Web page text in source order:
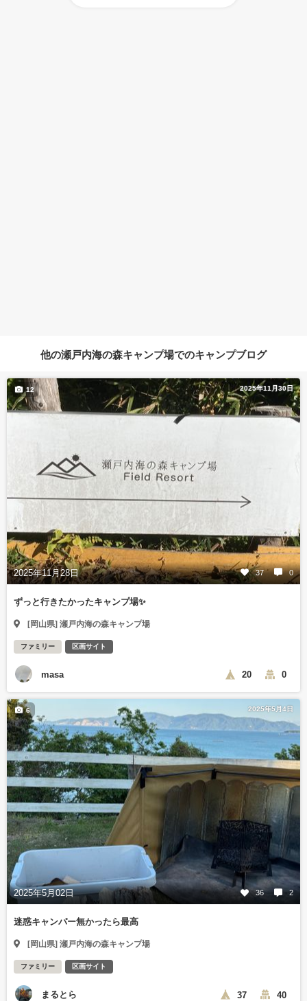
他の瀬戸内海の森キャンプ場でのキャンプブログ
2025年11月30日
2025年11月28日 37 0
12
ずっと行きたかったキャンプ場✨
[岡山県] 瀬戸内海の森キャンプ場
ファミリー 区画サイト
masa 20 0
2025年5月4日
2025年5月02日 36 2
6
迷惑キャンパー無かったら最高
[岡山県] 瀬戸内海の森キャンプ場
ファミリー 区画サイト
まるとら 37 40